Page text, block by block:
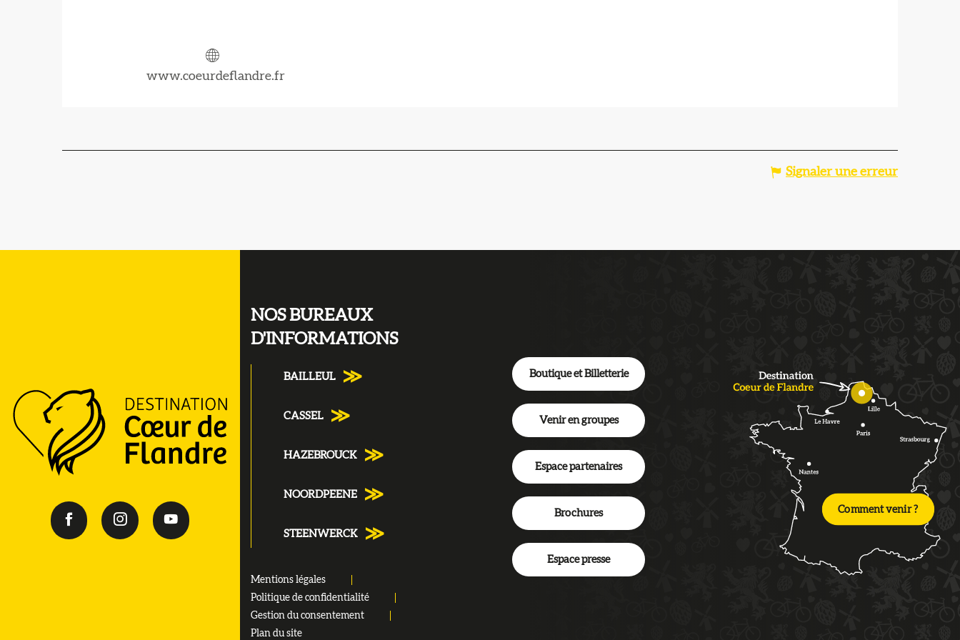
www.coeurdeflandre.fr
Signaler une erreur
NOS BUREAUX
D'INFORMATIONS
BAILLEUL
CASSEL
HAZEBROUCK
NOORDPEENE
STEENWERCK
Mentions légales
Politique de confidentialité
Gestion du consentement
Plan du site
Boutique et Billetterie
Venir en groupes
Espace partenaires
Brochures
Espace presse
Comment venir ?